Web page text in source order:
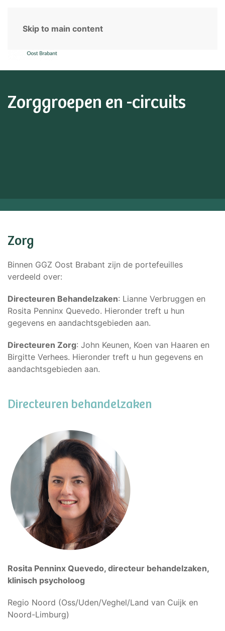
Skip to main content
Zorggroepen en -circuits
Zorg
Binnen GGZ Oost Brabant zijn de portefeuilles
verdeeld over:
Directeuren Behandelzaken: Lianne Verbruggen en
Rosita Penninx Quevedo. Hieronder treft u hun
gegevens en aandachtsgebieden aan.
Directeuren Zorg: John Keunen, Koen van Haaren en
Birgitte Verhees. Hieronder treft u hun gegevens en
aandachtsgebieden aan.
Directeuren behandelzaken
Rosita Penninx Quevedo, directeur behandelzaken,
klinisch psycholoog
Regio Noord (Oss/Uden/Veghel/Land van Cuijk en
Noord-Limburg)